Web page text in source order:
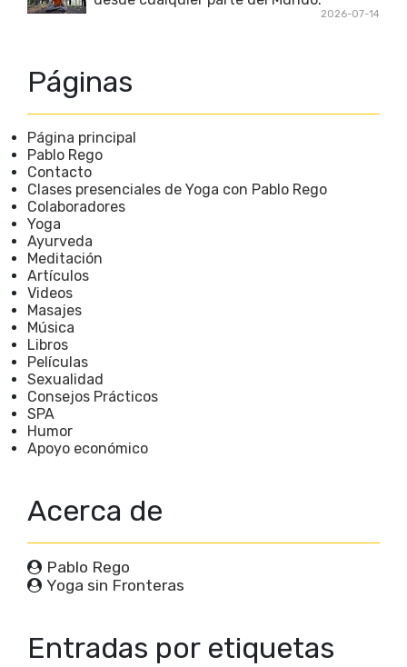
2026-07-14
Páginas
Página principal
Pablo Rego
Contacto
Clases presenciales de Yoga con Pablo Rego
Colaboradores
Yoga
Ayurveda
Meditación
Artículos
Videos
Masajes
Música
Libros
Películas
Sexualidad
Consejos Prácticos
SPA
Humor
Apoyo económico
Acerca de
Pablo Rego
Yoga sin Fronteras
Entradas por etiquetas